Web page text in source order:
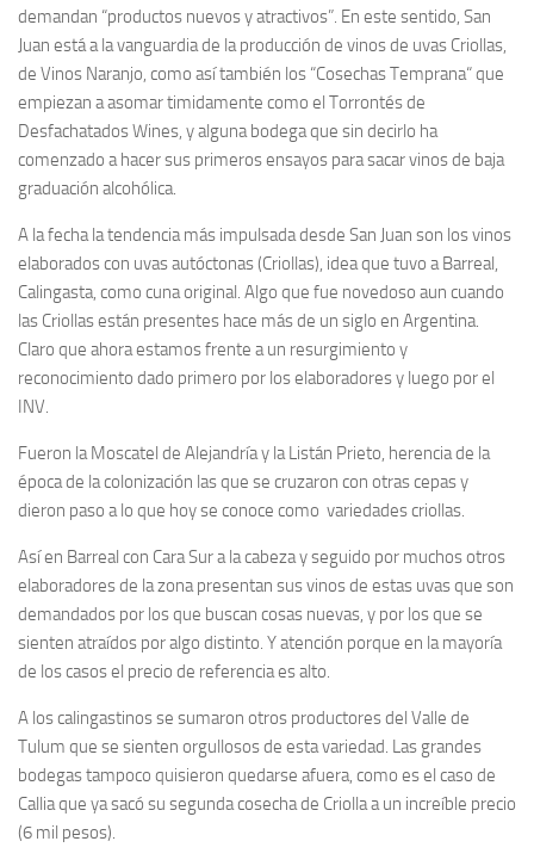
demandan “productos nuevos y atractivos”. En este sentido, San
Juan está a la vanguardia de la producción de vinos de uvas Criollas,
de Vinos Naranjo, como así también los “Cosechas Temprana“ que
empiezan a asomar timidamente como el Torrontés de
Desfachatados Wines, y alguna bodega que sin decirlo ha
comenzado a hacer sus primeros ensayos para sacar vinos de baja
graduación alcohólica.
A la fecha la tendencia más impulsada desde San Juan son los vinos
elaborados con uvas autóctonas (Criollas), idea que tuvo a Barreal,
Calingasta, como cuna original. Algo que fue novedoso aun cuando
las Criollas están presentes hace más de un siglo en Argentina.
Claro que ahora estamos frente a un resurgimiento y
reconocimiento dado primero por los elaboradores y luego por el
INV.
Fueron la Moscatel de Alejandría y la Listán Prieto, herencia de la
época de la colonización las que se cruzaron con otras cepas y
dieron paso a lo que hoy se conoce como variedades criollas.
Así en Barreal con Cara Sur a la cabeza y seguido por muchos otros
elaboradores de la zona presentan sus vinos de estas uvas que son
demandados por los que buscan cosas nuevas, y por los que se
sienten atraídos por algo distinto. Y atención porque en la mayoría
de los casos el precio de referencia es alto.
A los calingastinos se sumaron otros productores del Valle de
Tulum que se sienten orgullosos de esta variedad. Las grandes
bodegas tampoco quisieron quedarse afuera, como es el caso de
Callia que ya sacó su segunda cosecha de Criolla a un increíble precio
(6 mil pesos).